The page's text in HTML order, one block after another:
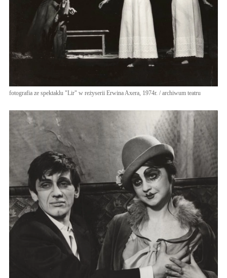
fotografia ze spektaklu "Lir" w reżyserii Erwina Axera, 1974r. / archiwum teatru